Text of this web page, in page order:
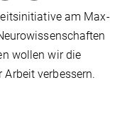
am Max-
wollen wir die
verbessern.